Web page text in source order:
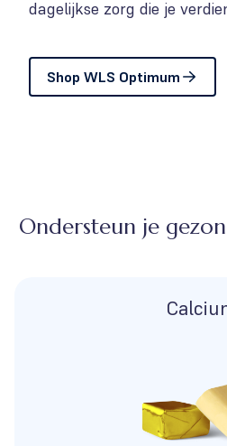
dagelijkse zorg die je
Shop WLS Optimum
Ondersteun je